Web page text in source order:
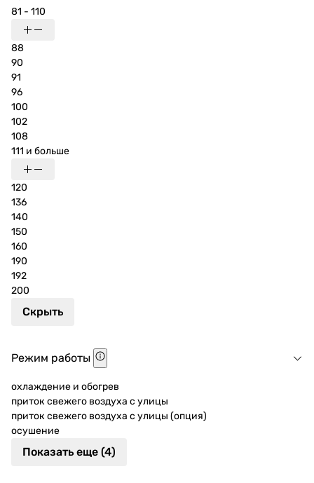
81 - 110
88
90
91
96
100
102
108
111 и больше
120
136
140
150
160
190
192
200
Скрыть
Режим работы
охлаждение и обогрев
приток свежего воздуха с улицы
приток свежего воздуха с улицы (опция)
осушение
Показать еще (4)